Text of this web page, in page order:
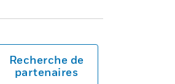
Recherche de
partenaires